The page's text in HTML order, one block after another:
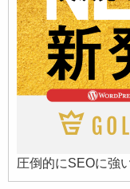
圧倒的にSEOに強